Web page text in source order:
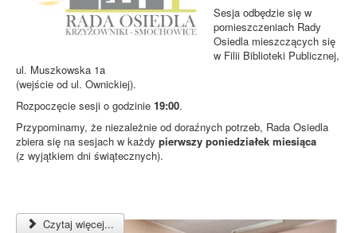
Sesja odbędzie się w
pomieszczeniach Rady
Osiedla mieszczących się
w Filii Biblioteki Publicznej,
ul. Muszkowska 1a
(wejście od ul. Ownickiej).
Rozpoczęcie sesji o godzinie 19:00.
Przypominamy, że niezależnie od doraźnych potrzeb, Rada Osiedla
zbiera się na sesjach w każdy pierwszy poniedziałek miesiąca
(z wyjątkiem dni świątecznych).
Czytaj więcej...